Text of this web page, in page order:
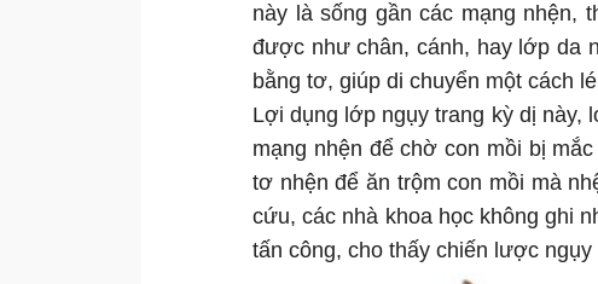
này là sống gần các mạng nhện,
được như chân, cánh, hay lớp da
bằng tơ, giúp di chuyển một cách
Lợi dụng lớp ngụy trang kỳ dị này,
mạng nhện để chờ con mồi bị
tơ nhện để ăn trộm con mồi mà
cứu, các nhà khoa học không ghi
tấn công, cho thấy chiến lược